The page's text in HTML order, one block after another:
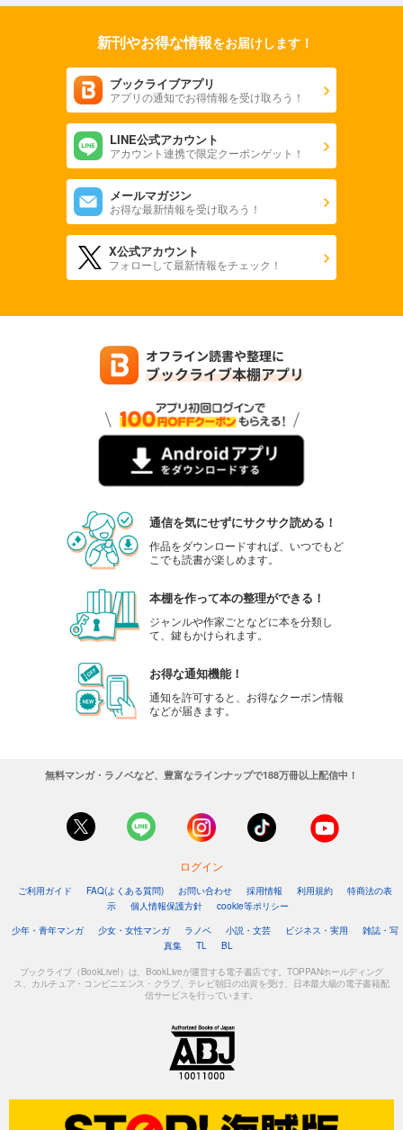
姫様、無理です！～今をときめく宰相補佐様と関係をもつなんて～ 連載版: 29
新刊やお得な情報をお届けします！
ブックライブアプリ
アプリの通知でお得情報を受け取ろう！
LINE公式アカウント
アカウント連携で限定クーポンゲット！
メールマガジン
お得な最新情報を受け取ろう！
X公式アカウント
フォローして最新情報をチェック！
通信を気にせずにサクサク読める！
作品をダウンロードすれば、いつでもど
こでも読書が楽しめます。
本棚を作って本の整理ができる！
ジャンルや作家ごとなどに本を分類し
て、鍵もかけられます。
お得な通知機能！
通知を許可すると、お得なクーポン情報
などが届きます。
無料マンガ・ラノベなど、豊富なラインナップで188万冊以上配信中！
ログイン
ご利用ガイド FAQ(よくある質問) お問い合わせ 採用情報 利用規約
特商法の表
示
個人情報保護方針
cookie等ポリシー
少年・青年マンガ
少女・女性マンガ ラノベ 小説・文芸 ビジネス・実用
雑誌・写
真集
TL BL
ブックライブ（BookLive!）は、BookLiveが運営する電子書店です。TOPPANホールディング
ス、カルチュア・コンビニエンス・クラブ、テレビ朝日の出資を受け、日本最大級の電子書籍配
信サービスを行っています。